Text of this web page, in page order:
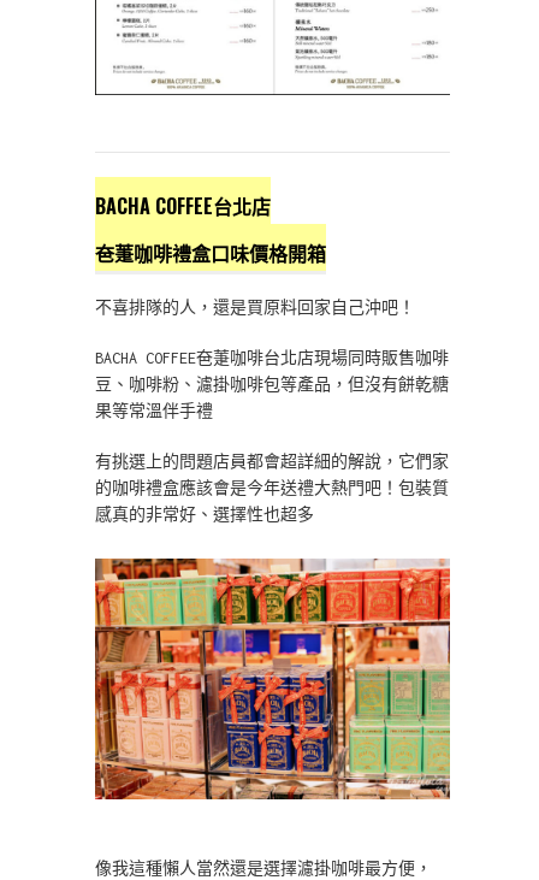
BACHA COFFEE台北店
夿萐咖啡禮盒口味價格開箱
不喜排隊的人，還是買原料回家自己沖吧！
BACHA COFFEE夿萐咖啡台北店現場同時販售咖啡
豆、咖啡粉、濾掛咖啡包等產品，但沒有餅乾糖
果等常溫伴手禮
有挑選上的問題店員都會超詳細的解說，它們家
的咖啡禮盒應該會是今年送禮大熱門吧！包裝質
感真的非常好、選擇性也超多
像我這種懶人當然還是選擇濾掛咖啡最方便，